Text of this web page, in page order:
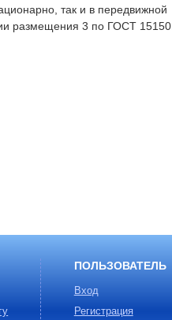
так и в передвижной
размещения 3 по ГОСТ 15150.
ПОЛЬЗОВАТЕЛЬ
Вход
Регистрация